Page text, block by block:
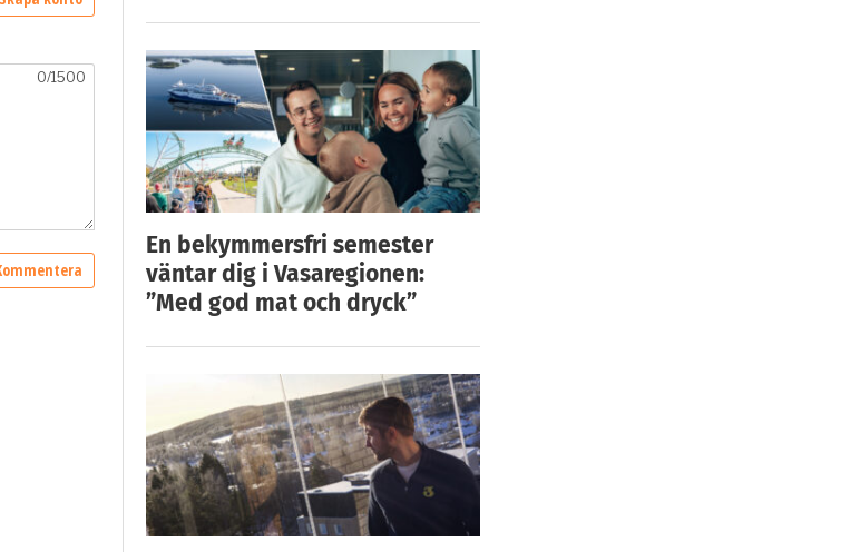
En bekymmersfri semester
väntar dig i Vasaregionen:
”Med god mat och dryck”